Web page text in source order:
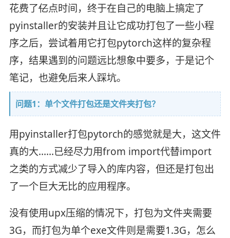
花费了亿点时间，终于在自己的电脑上搞定了
pyinstaller的安装并且让它成功打包了一些小程
序之后，尝试着用它打包pytorch这样的复杂程
序，结果遇到的问题远比想象中要多，于是记个
笔记，也避免后来人踩坑。
问题1：单个文件打包还是文件夹打包？
用pyinstaller打包pytorch的感觉就是大，这文件
真的大……已经尽力用from import代替import
之类的方式减少了导入的库内容，但还是打包出
了一个巨大无比的应用程序。
没有使用upx压缩的情况下，打包为文件夹需要
3G，而打包为单个exe文件则是需要1.3G，怎么